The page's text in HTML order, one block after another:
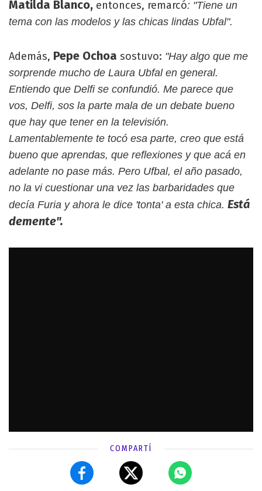
Matilda Blanco, entonces, remarcó: "Tiene un
tema con las modelos y las chicas lindas Ubfal".
Además, Pepe Ochoa sostuvo: "Hay algo que me
sorprende mucho de Laura Ubfal en general.
Entiendo que Delfi se confundió. Me parece que
vos, Delfi, sos la parte mala de un debate bueno
que hay que tener en la televisión.
Lamentablemente te tocó esa parte, creo que está
bueno que aprendas, que reflexiones y que acá en
adelante no pase más. Pero Ufbal, el año pasado,
no la vi cuestionar una vez las barbaridades que
decía Furia y ahora le dice 'tonta' a esta chica. Está
demente".
COMPARTÍ